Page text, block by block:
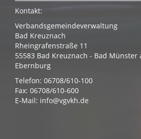
Kontakt:
Verbandsgemeindeverwaltung
Bad Kreuznach
Rheingrafenstraße 11
55583 Bad Kreuznach - Bad Münster
Ebernburg
Telefon: 06708/610-100
Fax: 06708/610-600
E-Mail: info@vgvkh.de